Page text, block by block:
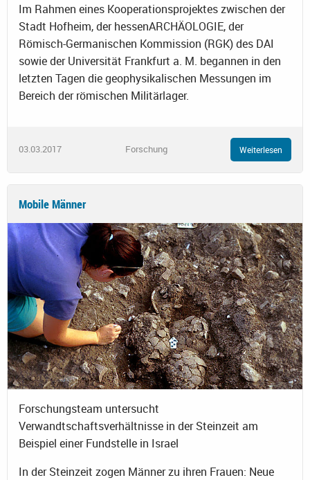
Im Rahmen eines Kooperationsprojektes zwischen der
Stadt Hofheim, der hessenARCHÄOLOGIE, der
Römisch-Germanischen Kommission (RGK) des DAI
sowie der Universität Frankfurt a. M. begannen in den
letzten Tagen die geophysikalischen Messungen im
Bereich der römischen Militärlager.
03.03.2017 Forschung Weiterlesen
Mobile Männer
Forschungsteam untersucht
Verwandtschaftsverhältnisse in der Steinzeit am
Beispiel einer Fundstelle in Israel
In der Steinzeit zogen Männer zu ihren Frauen: Neue